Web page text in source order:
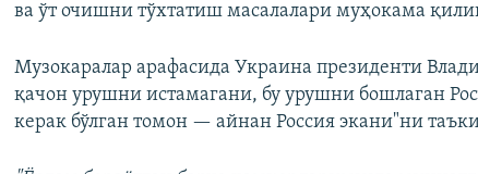
ва ўт очишни тўхтатиш масалалари муҳокама
Музокаралар арафасида Украина президенти
қачон урушни истамагани, бу урушни бошлаган
керак бўлган томон — айнан Россия экани"ни